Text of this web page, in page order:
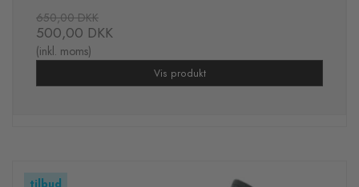
650,00 DKK
500,00 DKK
(inkl. moms)
Vis produkt
tilbud